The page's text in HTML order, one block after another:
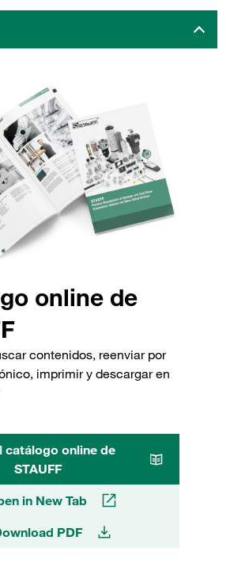
online de
contenidos, reenviar por
imprimir y descargar en
catálogo online de
STAUFF
in New Tab
PDF